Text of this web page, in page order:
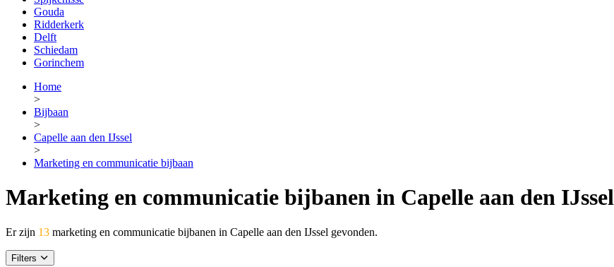
Gouda
Ridderkerk
Delft
Schiedam
Gorinchem
Home
>
Bijbaan
>
Capelle aan den IJssel
>
Marketing en communicatie bijbaan
Marketing en communicatie bijbanen in Capelle aan den IJssel
Er zijn 13 marketing en communicatie bijbanen in Capelle aan den IJssel gevonden.
Filters